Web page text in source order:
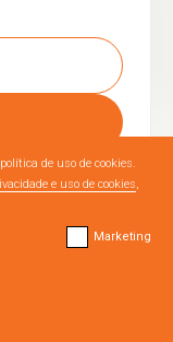
de uso de cookies.
e uso de cookies,
Marketing